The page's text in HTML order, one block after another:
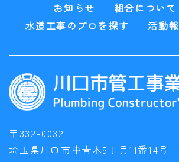
お知らせ 組合について
水道工事のプロを探す
活動
〒332-0032
埼玉県川口市中青木5丁目11番14号